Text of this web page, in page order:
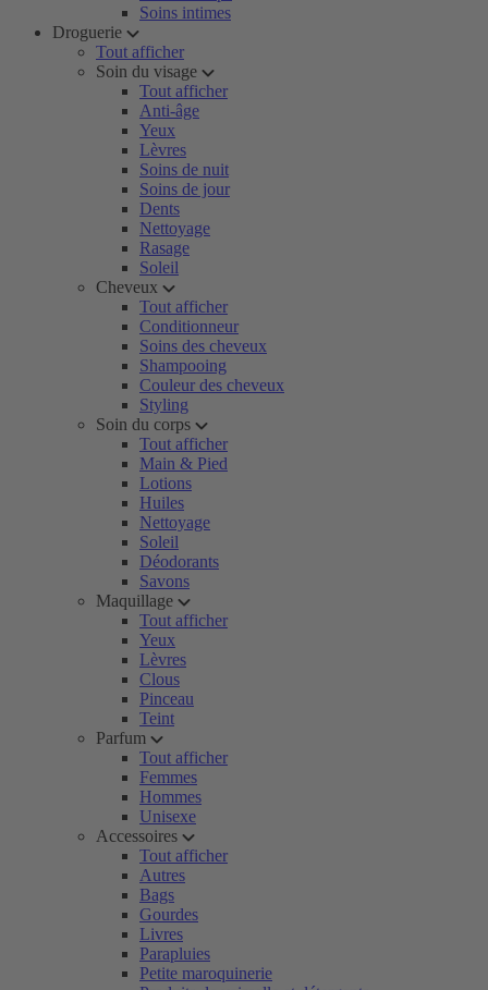
Soins intimes
Droguerie
Tout afficher
Soin du visage
Tout afficher
Anti-âge
Yeux
Lèvres
Soins de nuit
Soins de jour
Dents
Nettoyage
Rasage
Soleil
Cheveux
Tout afficher
Conditionneur
Soins des cheveux
Shampooing
Couleur des cheveux
Styling
Soin du corps
Tout afficher
Main & Pied
Lotions
Huiles
Nettoyage
Soleil
Déodorants
Savons
Maquillage
Tout afficher
Yeux
Lèvres
Clous
Pinceau
Teint
Parfum
Tout afficher
Femmes
Hommes
Unisexe
Accessoires
Tout afficher
Autres
Bags
Gourdes
Livres
Parapluies
Petite maroquinerie